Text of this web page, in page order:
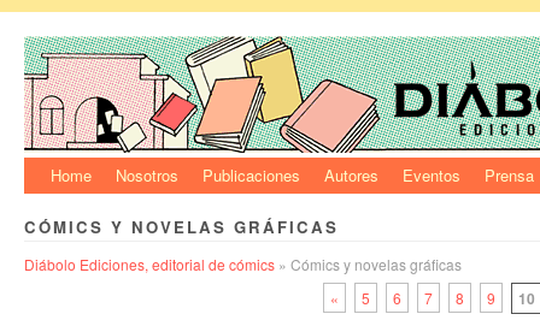
Home Nosotros Publicaciones Autores Eventos Prensa
CÓMICS Y NOVELAS GRÁFICAS
Diábolo Ediciones, editorial de cómics » Cómics y novelas gráficas
«
5 6 7 8 9 10